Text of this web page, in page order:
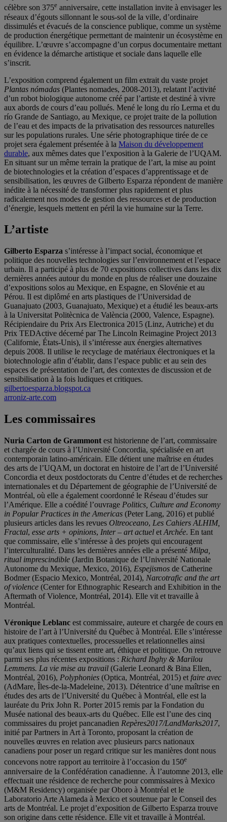
célèbre son 375e anniversaire, cette installation invite à envisager les
réseaux d’égouts sillonnant le sous-sol de la ville, d’ordinaire
dissimulés et évacués de la conscience publique, comme un système
de production énergétique permettant de maintenir un écosystème en
équilibre. L’œuvre s’accompagne d’un corpus documentaire mettant
en évidence la démarche artistique et sociale dans laquelle elle
s’inscrit.
L’exposition comprend également un film extrait du vaste projet
Plantas nómadas (Plantes nomades, 2008-2013), relatant l’activité
d’un robot biologique autonome créé par l’artiste et destiné à vivre
aux abords de cours d’eau pollués. Mené le long du río Lerma et du
río Grande de Santiago, au Mexique, ce projet traite de la pollution
de l’eau et des impacts de la privatisation des ressources naturelles
sur les populations rurales. Une série photographique tirée de ce
projet sera également présentée à la Maison du développement
durable, aux mêmes dates que l’exposition à la Galerie de l’UQAM.
En situant sur un même terrain la pratique de l’art, la mise au point
de biotechnologies et la création d’espaces d’apprentissage et de
sensibilisation, les œuvres de Gilberto Esparza répondent de manière
inédite à la nécessité de transformer plus rapidement et plus
radicalement nos modes de gestion des ressources et de production
d’énergie, lesquels mettent en péril la vie humaine sur la Terre.
L’artiste
Gilberto Esparza s’intéresse à l’impact social, économique et
politique des nouvelles technologies sur l’environnement et l’espace
urbain. Il a participé à plus de 70 expositions collectives dans les dix
dernières années autour du monde en plus de réaliser une douzaine
d’expositions solos au Mexique, en Espagne, en Slovénie et au
Pérou. Il est diplômé en arts plastiques de l’Universidad de
Guanajuato (2003, Guanajuato, Mexique) et a étudié les beaux-arts
à la Universitat Politècnica de València (2000, Valence, Espagne).
Récipiendaire du Prix Ars Electronica 2015 (Linz, Autriche) et du
Prix TEDActive décerné par The Lincoln Reimagine Project 2013
(Californie, États-Unis), il s’intéresse aux énergies alternatives
depuis 2008. Il utilise le recyclage de matériaux électroniques et la
biotechnologie afin d’établir, dans l’espace public et au sein des
espaces de présentation de l’art, des contextes de discussion et de
sensibilisation à la fois ludiques et critiques.
gilbertoesparza.blogspot.ca
arroniz-arte.com
Les commissaires
Nuria Carton de Grammont est historienne de l’art, commissaire
et chargée de cours à l’Université Concordia, spécialisée en art
contemporain latino-américain. Elle détient une maîtrise en études
des arts de l’UQAM, un doctorat en histoire de l’art de l’Université
Concordia et deux postdoctorats du Centre d’études et de recherches
internationales et du Département de géographie de l’Université de
Montréal, où elle a également coordonné le Réseau d’études sur
l’Amérique. Elle a coédité l’ouvrage Politics, Culture and Economy
in Popular Practices in the Americas (Peter Lang, 2016) et publié
plusieurs articles dans les revues Oltreoceano, Les Cahiers ALHIM,
Fractal, esse arts + opinions, Inter – art actuel et Archée. En tant
que commissaire, elle s’intéresse à des projets qui encouragent
l’interculturalité. Dans les dernières années elle a présenté Milpa,
ritual imprescindible (Jardin Botanique de l’Université Nationale
Autonome du Mexique, Mexico, 2016), Espejismos de Catherine
Bodmer (Espacio Mexico, Montréal, 2014), Narcotrafic and the art
of violence (Center for Ethnographic Research and Exhibition in the
Aftermath of Violence, Montréal, 2014). Elle vit et travaille à
Montréal.
Véronique Leblanc est commissaire, auteure et chargée de cours en
histoire de l’art à l’Université du Québec à Montréal. Elle s’intéresse
aux pratiques contextuelles, processuelles et relationnelles ainsi
qu’aux liens qui se tissent entre art, éthique et politique. On retrouve
parmi ses plus récentes expositions : Richard Ibghy & Marilou
Lemmens. La vie mise au travail (Galerie Leonard & Bina Ellen,
Montréal, 2016), Polyphonies (Optica, Montréal, 2015) et faire avec
(AdMare, Îles-de-la-Madeleine, 2013). Détentrice d’une maîtrise en
études des arts de l’Université du Québec à Montréal, elle est la
lauréate du Prix John R. Porter 2015 remis par la Fondation du
Musée national des beaux-arts du Québec. Elle est l’une des cinq
commissaires du projet pancanadien Repères2017/LandMarks2017,
initié par Partners in Art à Toronto, proposant la création de
nouvelles œuvres en relation avec plusieurs parcs nationaux
canadiens pour poser un regard critique sur les manières dont nous
concevons notre rapport au territoire à l’occasion du 150e
anniversaire de la Confédération canadienne. À l’automne 2013, elle
effectuait une résidence de recherche pour commissaires à Mexico
(M&M Residency) organisée par Oboro à Montréal et le
Laboratorio Arte Alameda à Mexico et soutenue par le Conseil des
arts de Montréal. Le projet d’exposition de Gilberto Esparza trouve
son origine dans cette résidence. Elle vit et travaille à Montréal.